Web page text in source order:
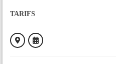
TARIFS